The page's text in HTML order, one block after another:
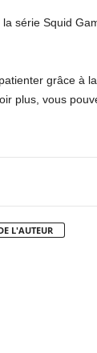
série Squid
grâce à
plus, vous
L'AUTEUR